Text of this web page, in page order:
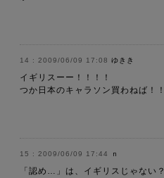
2009/06/09 17:08 ゆきき
イギリスーー！！！！
つか日本のキャラソン買わねば！！
2009/06/09 17:44 ｎ
「認め…」は、イギリスじゃない？